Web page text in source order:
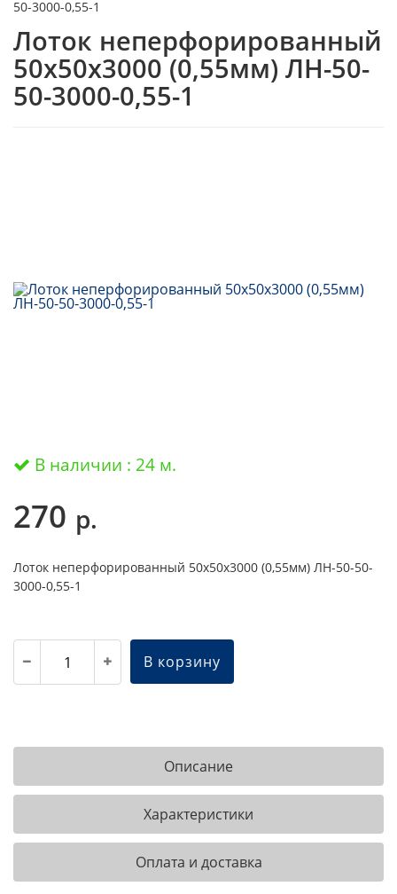
50-3000-0,55-1
Лоток неперфорированный
50х50х3000 (0,55мм) ЛН-50-
50-3000-0,55-1
В наличии : 24 м.
270 р.
Лоток неперфорированный 50х50х3000 (0,55мм) ЛН-50-50-
3000-0,55-1
В корзину
Описание
Характеристики
Оплата и доставка